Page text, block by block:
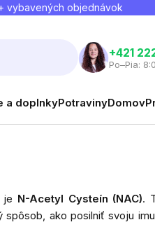
vybavených objednávok
+421
Po–Pia:
a doplnkyPotravinyDomov
je N-Acetyl Cysteín (NAC).
spôsob, ako posilniť svoju